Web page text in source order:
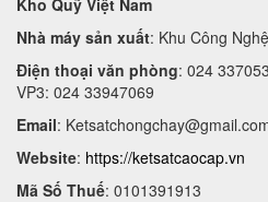
Kho Quỹ Việt Nam
Nhà máy sản xuất: Khu Công
Điện thoại văn phòng: 024
VP3: 024 33947069
Email:
Website: https://ketsatcaocap.vn
Mã Số Thuế: 0101391913